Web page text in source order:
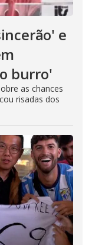
e
burro'
as chances
risadas dos